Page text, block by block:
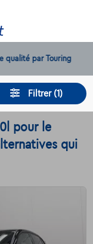
Filtrer (1)
pour le
qui